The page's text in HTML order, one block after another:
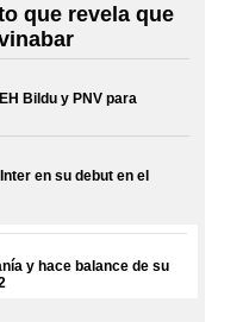
que revela que
Bildu y PNV para
en su debut en el
y hace balance de su